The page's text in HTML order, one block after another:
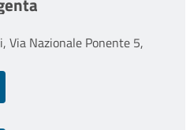
Via Nazionale Ponente 5,